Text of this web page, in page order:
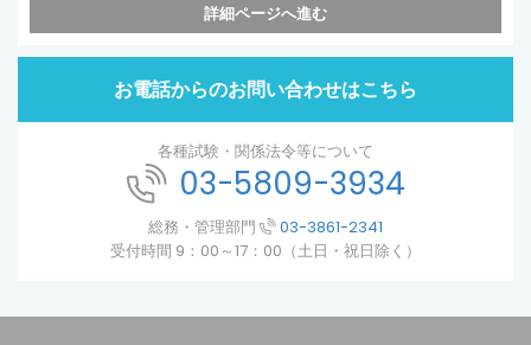
詳細ページへ進む
お電話からのお問い合わせはこちら
各種試験・関係法令等について
03-5809-3934
総務・管理部門
03-3861-2341
受付時間 9：00～17：00（土日・祝日除く）